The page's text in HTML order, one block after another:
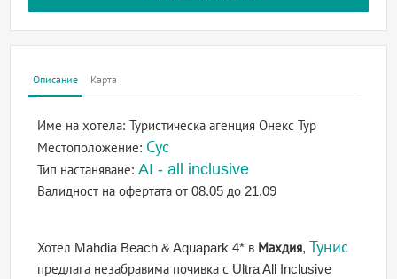
Описание Карта
Име на хотела:Туристическа агенция Онекс Тур
Местоположение: Сус
Тип настаняване:AI - all inclusive
Валидност на офертатаот 08.05 до 21.09
Хотел Mahdia Beach & Aquapark 4* в Махдия, Тунис
предлага незабравима почивка с Ultra All Inclusive